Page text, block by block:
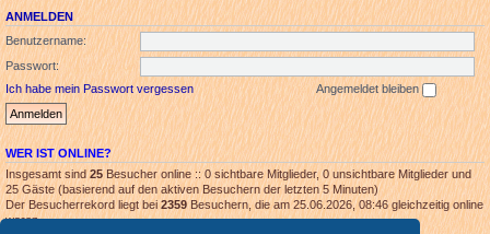
ANMELDEN
Benutzername:
Passwort:
Ich habe mein Passwort vergessen
Angemeldet bleiben
WER IST ONLINE?
Insgesamt sind25Besucher online :: 0 sichtbare Mitglieder, 0 unsichtbare Mitglieder und
25 Gäste (basierend auf den aktiven Besuchern der letzten 5 Minuten)
Der Besucherrekord liegt bei2359Besuchern, die am 25.06.2026, 08:46 gleichzeitig online
waren.